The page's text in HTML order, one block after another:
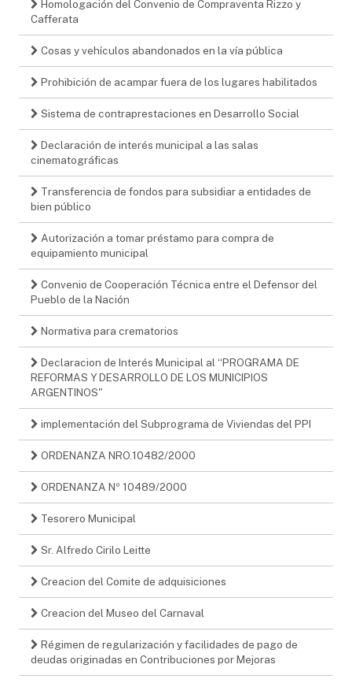
Homologación del Convenio de Compraventa Rizzo y
Cafferata
Cosas y vehículos abandonados en la vía pública
Prohibición de acampar fuera de los lugares habilitados
Sistema de contraprestaciones en Desarrollo Social
Declaración de interés municipal a las salas
cinematográficas
Transferencia de fondos para subsidiar a entidades de
bien público
Autorización a tomar préstamo para compra de
equipamiento municipal
Convenio de Cooperación Técnica entre el Defensor del
Pueblo de la Nación
Normativa para crematorios
Declaracion de Interés Municipal al “PROGRAMA DE
REFORMAS Y DESARROLLO DE LOS MUNICIPIOS
ARGENTINOS"
implementación del Subprograma de Viviendas del PPI
ORDENANZA NRO.10482/2000
ORDENANZA Nº 10489/2000
Tesorero Municipal
Sr. Alfredo Cirilo Leitte
Creacion del Comite de adquisiciones
Creacion del Museo del Carnaval
Régimen de regularización y facilidades de pago de
deudas originadas en Contribuciones por Mejoras